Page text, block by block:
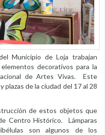
Municipio de Loja trabajan
decorativos para la
de Artes Vivas. Este
plazas de la ciudad del 17 al 28
de estos objetos que
Centro Histórico. Lámparas
son algunos de los